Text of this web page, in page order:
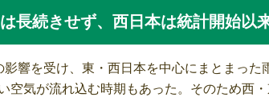
長続きせず、西日本は統計開始以
響を受け、東・西日本を中心にまとまっ
空気が流れ込む時期もあった。そのため西